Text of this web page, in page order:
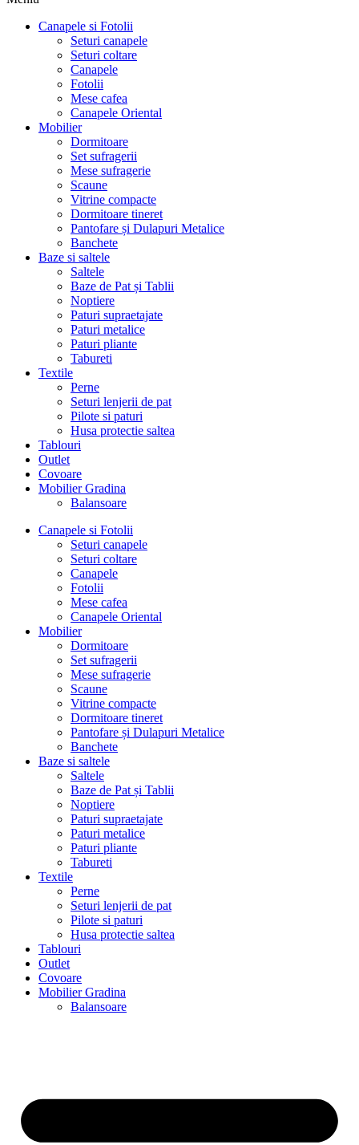
Canapele si Fotolii
Seturi canapele
Seturi coltare
Canapele
Fotolii
Mese cafea
Canapele Oriental
Mobilier
Dormitoare
Set sufragerii
Mese sufragerie
Scaune
Vitrine compacte
Dormitoare tineret
Pantofare și Dulapuri Metalice
Banchete
Baze si saltele
Saltele
Baze de Pat și Tablii
Noptiere
Paturi supraetajate
Paturi metalice
Paturi pliante
Tabureti
Textile
Perne
Seturi lenjerii de pat
Pilote si paturi
Husa protectie saltea
Tablouri
Outlet
Covoare
Mobilier Gradina
Balansoare
Canapele si Fotolii
Seturi canapele
Seturi coltare
Canapele
Fotolii
Mese cafea
Canapele Oriental
Mobilier
Dormitoare
Set sufragerii
Mese sufragerie
Scaune
Vitrine compacte
Dormitoare tineret
Pantofare și Dulapuri Metalice
Banchete
Baze si saltele
Saltele
Baze de Pat și Tablii
Noptiere
Paturi supraetajate
Paturi metalice
Paturi pliante
Tabureti
Textile
Perne
Seturi lenjerii de pat
Pilote si paturi
Husa protectie saltea
Tablouri
Outlet
Covoare
Mobilier Gradina
Balansoare